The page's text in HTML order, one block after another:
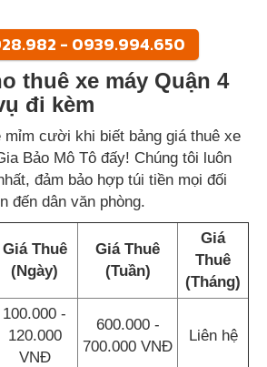
- 0939.994.650
thuê xe máy Quận 4
đi kèm
mỉm cười khi biết bảng giá thuê xe
Bảo Mô Tô đấy! Chúng tôi luôn
đảm bảo hợp túi tiền mọi đối
đến dân văn phòng.
Giá Thuê
(Ngày)
Giá Thuê
(Tuần)
Giá
Thuê
(Tháng)
100.000 -
120.000
VNĐ
600.000 -
700.000 VNĐ
Liên hệ